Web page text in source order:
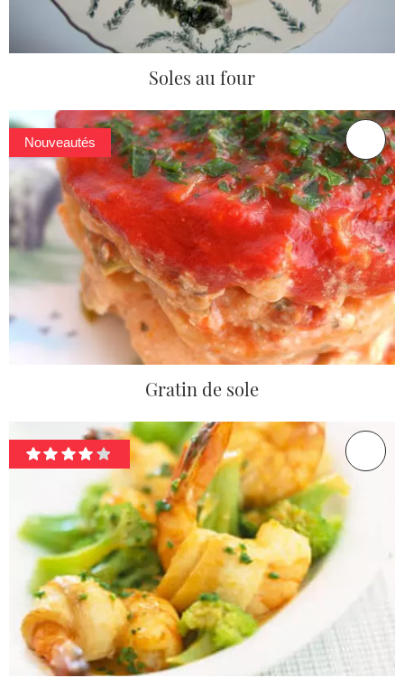
Soles au four
Nouveautés
Gratin de sole